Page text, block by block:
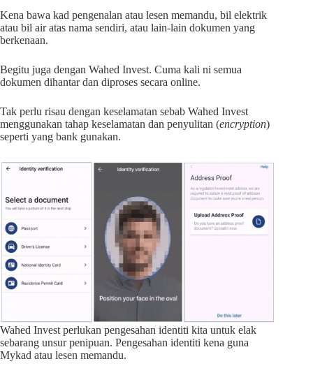
Kena bawa kad pengenalan atau lesen memandu, bil elektrik
atau bil air atas nama sendiri, atau lain-lain dokumen yang
berkenaan.
Begitu juga dengan Wahed Invest. Cuma kali ni semua
dokumen dihantar dan diproses secara online.
Tak perlu risau dengan keselamatan sebab Wahed Invest
menggunakan tahap keselamatan dan penyulitan (encryption)
seperti yang bank gunakan.
Wahed Invest perlukan pengesahan identiti kita untuk elak
sebarang unsur penipuan. Pengesahan identiti kena guna
Mykad atau lesen memandu.